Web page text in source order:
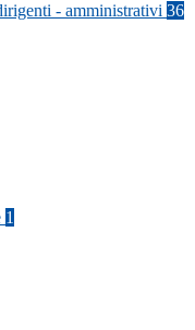
- amministrativi 36
1